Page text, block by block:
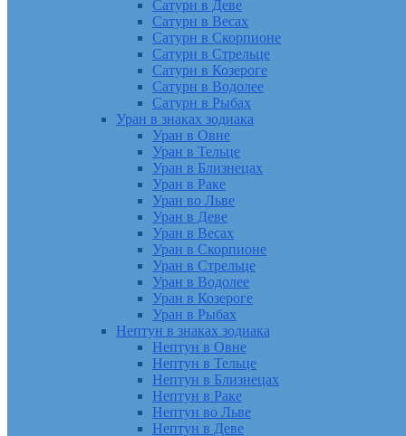
Сатурн в Деве
Сатурн в Весах
Сатурн в Скорпионе
Сатурн в Стрельце
Сатурн в Козероге
Сатурн в Водолее
Сатурн в Рыбах
Уран в знаках зодиака
Уран в Овне
Уран в Тельце
Уран в Близнецах
Уран в Раке
Уран во Льве
Уран в Деве
Уран в Весах
Уран в Скорпионе
Уран в Стрельце
Уран в Водолее
Уран в Козероге
Уран в Рыбах
Нептун в знаках зодиака
Нептун в Овне
Нептун в Тельце
Нептун в Близнецах
Нептун в Раке
Нептун во Льве
Нептун в Деве